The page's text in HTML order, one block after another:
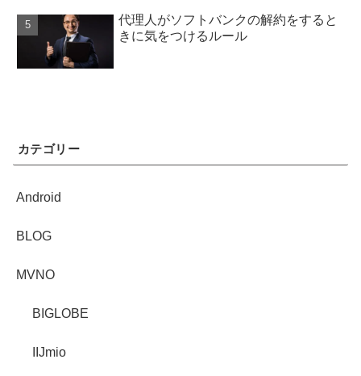
代理人がソフトバンクの解約をすると
きに気をつけるルール
カテゴリー
Android
BLOG
MVNO
BIGLOBE
IIJmio